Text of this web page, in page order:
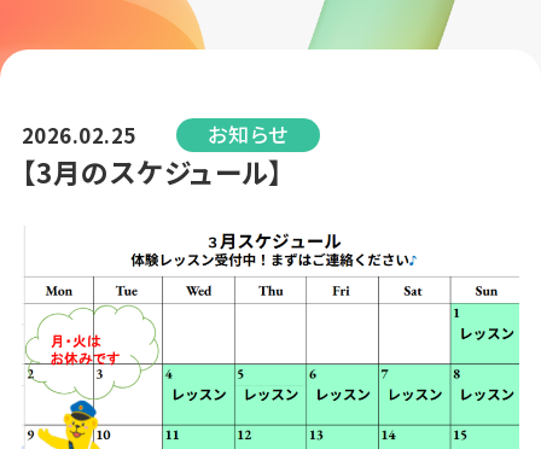
2026.02.25 お知らせ
【3月のスケジュール】